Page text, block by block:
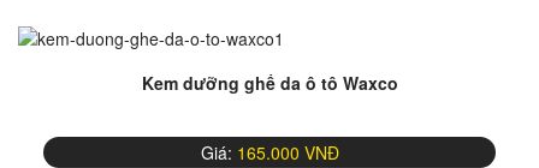
Kem dưỡng ghế da ô tô Waxco
Giá: 165.000 VNĐ